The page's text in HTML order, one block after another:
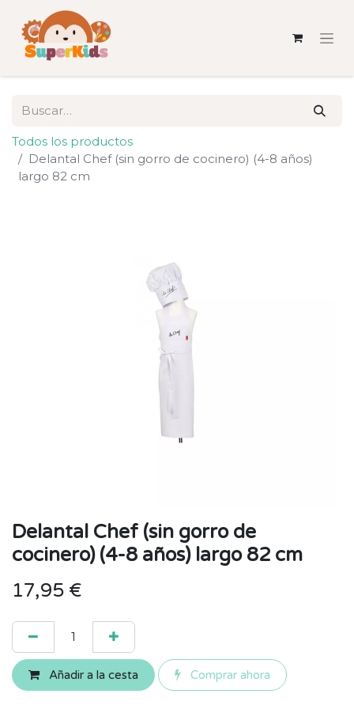
Todos los productos
Delantal Chef (sin gorro de cocinero) (4-8 años)
largo 82 cm
Delantal Chef (sin gorro de
cocinero) (4-8 años) largo 82 cm
17,95 €
Añadir a la cesta Comprar ahora